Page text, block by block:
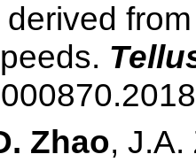
Zhao, J.A.